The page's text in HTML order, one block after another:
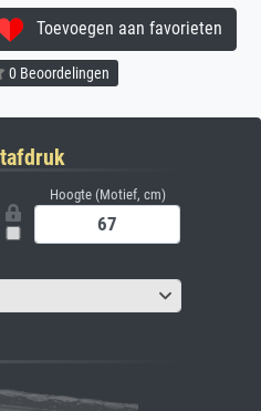
Toevoegen aan favorieten
0 Beoordelingen
Hoogte (Motief, cm)